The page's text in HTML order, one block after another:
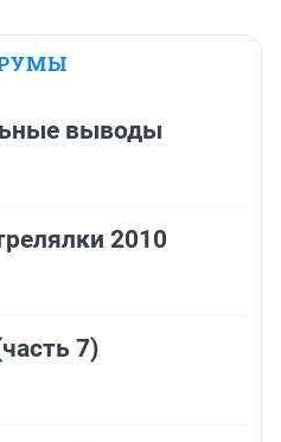
выводы
2010
7)